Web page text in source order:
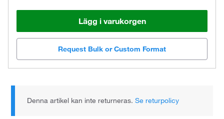
Lägg i varukorgen
Request Bulk or Custom Format
Denna artikel kan inte returneras.Se returpolicy